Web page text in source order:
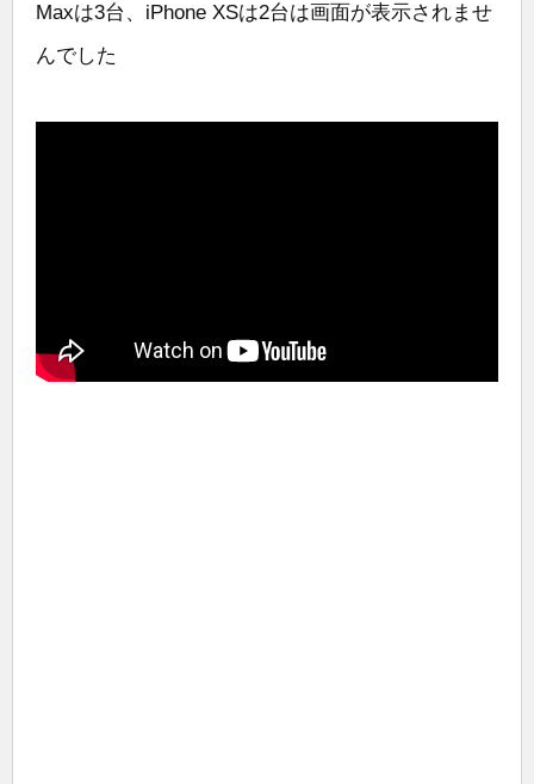
Maxは3台、iPhone XSは2台は画面が表示されませ
んでした